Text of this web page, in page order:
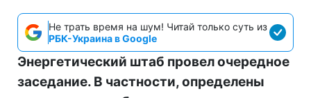
Не трать время на шум! Читай только суть из
РБК-Украина в Google
Энергетический штаб провел очередное
заседание. В частности, определены